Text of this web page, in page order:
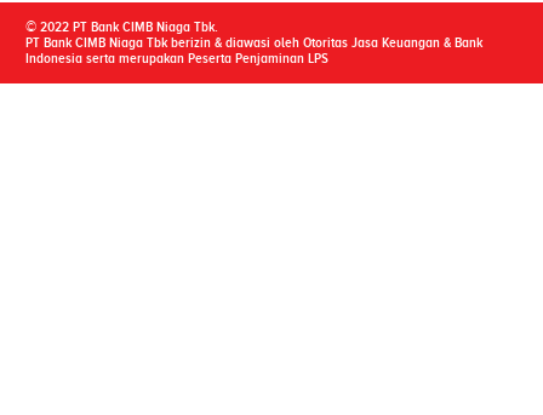
© 2022 PT Bank CIMB Niaga Tbk.
PT Bank CIMB Niaga Tbk berizin & diawasi oleh Otoritas Jasa Keuangan & Bank
Indonesia serta merupakan Peserta Penjaminan LPS